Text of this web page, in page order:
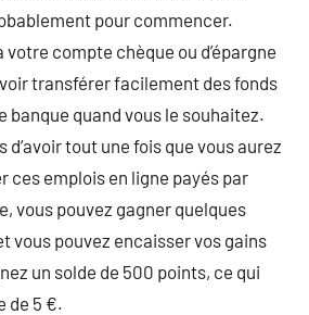
pour commencer.
votre compte chèque ou d’épargne
transférer facilement des fonds
banque quand vous le souhaitez.
d’avoir tout une fois que vous aurez
ces emplois en ligne payés par
vous pouvez gagner quelques
vous pouvez encaisser vos gains
un solde de 500 points, ce qui
de 5 €.